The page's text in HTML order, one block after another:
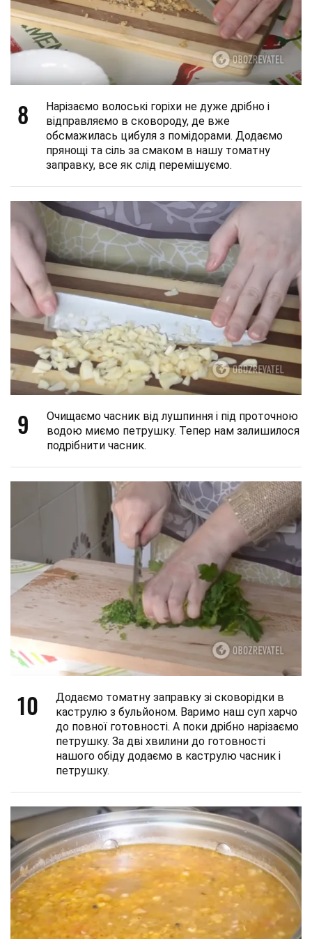
8
Нарізаємо волоські горіхи не дуже дрібно і
відправляємо в сковороду, де вже
обсмажилась цибуля з помідорами. Додаємо
прянощі та сіль за смаком в нашу томатну
заправку, все як слід перемішуємо.
9
Очищаємо часник від лушпиння і під проточною
водою миємо петрушку. Тепер нам залишилося
подрібнити часник.
10
Додаємо томатну заправку зі сковорідки в
каструлю з бульйоном. Варимо наш суп харчо
до повної готовності. А поки дрібно нарізаємо
петрушку. За дві хвилини до готовності
нашого обіду додаємо в каструлю часник і
петрушку.